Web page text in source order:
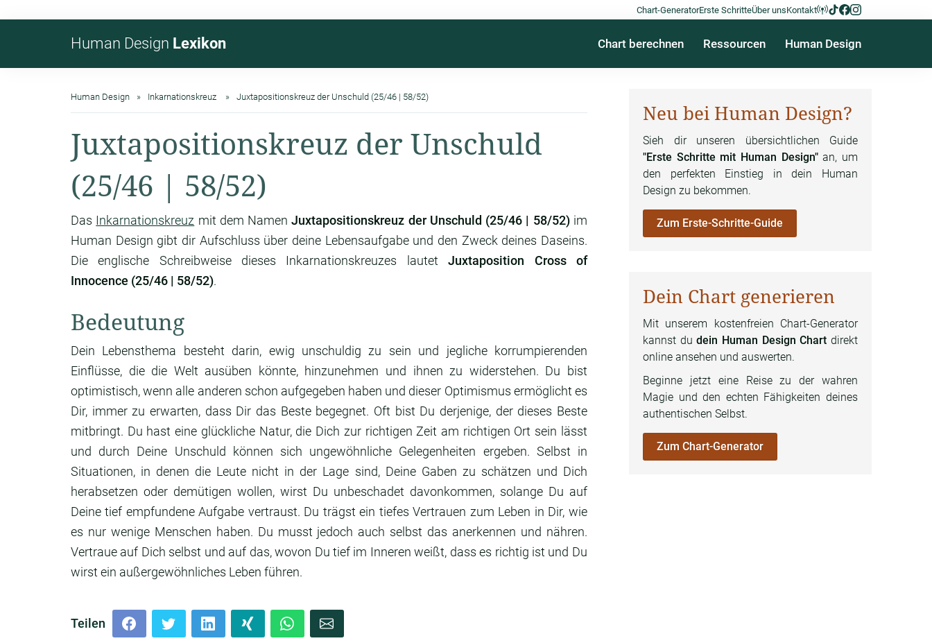
Chart-GeneratorErste SchritteÜber unsKontakt
Human Design Lexikon Chart berechnen Ressourcen Human Design
Human Design Inkarnationskreuz Juxtapositionskreuz der Unschuld (25/46 | 58/52)
Juxtapositionskreuz der Unschuld
(25/46 | 58/52)
Das Inkarnationskreuz mit dem NamenJuxtapositionskreuz der Unschuld (25/46 | 58/52)im
Human Design gibt dir Aufschluss über deine Lebensaufgabe und den Zweck deines Daseins.
Die englische Schreibweise dieses Inkarnationskreuzes lautetJuxtaposition Cross of
Innocence (25/46 | 58/52).
Bedeutung
Dein Lebensthema besteht darin, ewig unschuldig zu sein und jegliche korrumpierenden
Einflüsse, die die Welt ausüben könnte, hinzunehmen und ihnen zu widerstehen. Du bist
optimistisch, wenn alle anderen schon aufgegeben haben und dieser Optimismus ermöglicht es
Dir, immer zu erwarten, dass Dir das Beste begegnet. Oft bist Du derjenige, der dieses Beste
mitbringt. Du hast eine glückliche Natur, die Dich zur richtigen Zeit am richtigen Ort sein lässt
und durch Deine Unschuld können sich ungewöhnliche Gelegenheiten ergeben. Selbst in
Situationen, in denen die Leute nicht in der Lage sind, Deine Gaben zu schätzen und Dich
herabsetzen oder demütigen wollen, wirst Du unbeschadet davonkommen, solange Du auf
Deine tief empfundene Aufgabe vertraust. Du trägst ein tiefes Vertrauen zum Leben in Dir, wie
es nur wenige Menschen haben. Du musst jedoch auch selbst das anerkennen und nähren.
Vertraue auf Dich selbst und auf das, wovon Du tief im Inneren weißt, dass es richtig ist und Du
wirst ein außergewöhnliches Leben führen.
Teilen
Neu bei Human Design?
Sieh dir unseren übersichtlichen Guide
"Erste Schritte mit Human Design"an, um
den perfekten Einstieg in dein Human
Design zu bekommen.
Zum Erste-Schritte-Guide
Dein Chart generieren
Mit unserem kostenfreien Chart-Generator
kannst dudein Human Design Chart direkt
online ansehen und auswerten.
Beginne jetzt eine Reise zu der wahren
Magie und den echten Fähigkeiten deines
authentischen Selbst.
Zum Chart-Generator